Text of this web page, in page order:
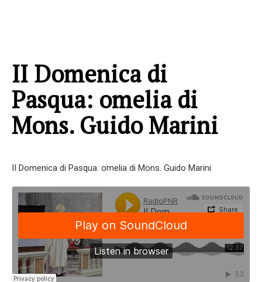
II Domenica di
Pasqua: omelia di
Mons. Guido Marini
II Domenica di Pasqua: omelia di Mons. Guido Marini